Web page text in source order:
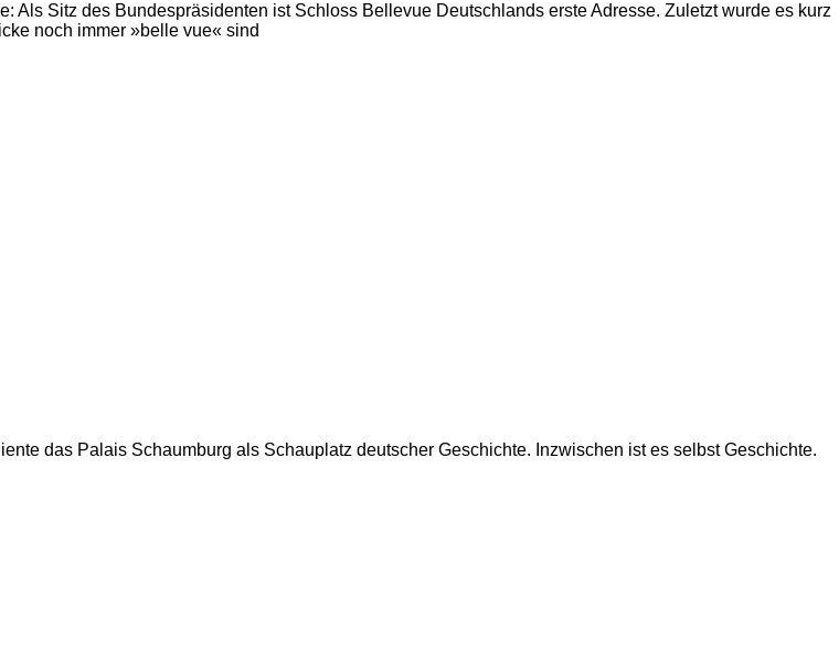
Sitz des Bundespräsidenten ist Schloss Bellevue Deutschlands erste Adresse. Zuletzt wurde es kurz
noch immer »belle vue« sind
das Palais Schaumburg als Schauplatz deutscher Geschichte. Inzwischen ist es selbst Geschichte.